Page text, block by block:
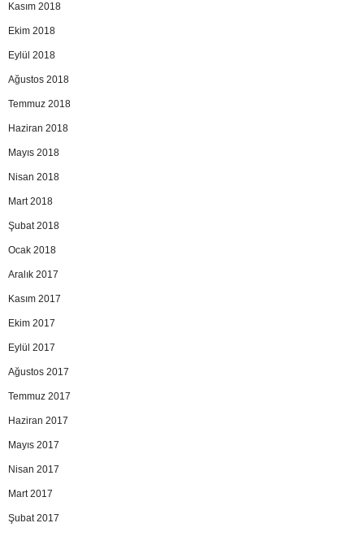
Kasım 2018
Ekim 2018
Eylül 2018
Ağustos 2018
Temmuz 2018
Haziran 2018
Mayıs 2018
Nisan 2018
Mart 2018
Şubat 2018
Ocak 2018
Aralık 2017
Kasım 2017
Ekim 2017
Eylül 2017
Ağustos 2017
Temmuz 2017
Haziran 2017
Mayıs 2017
Nisan 2017
Mart 2017
Şubat 2017